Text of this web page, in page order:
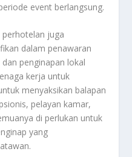
event berlangsung.
juga
dalam penawaran
penginapan lokal
kerja untuk
menyaksikan balapan
pelayan kamar,
di perlukan untuk
yang